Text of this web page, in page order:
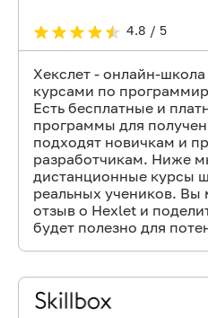
4.8 / 5
Хекслет - онлайн-
курсами по
Есть бесплатные и
программы для
подходят новичкам и
разработчикам. Ниже
дистанционные курсы
реальных учеников. Вы
отзыв о Hexlet и
будет полезно для